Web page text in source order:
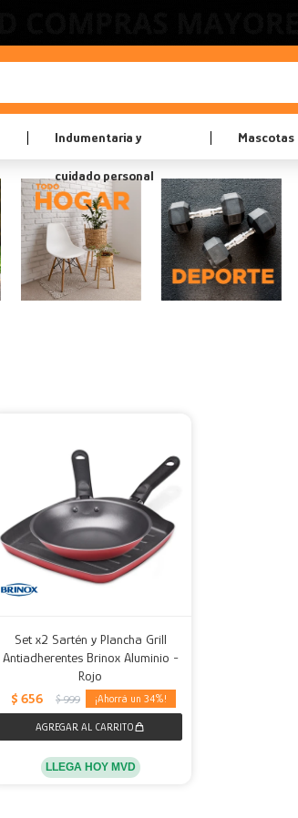
Indumentaria y
cuidado personal
Mascotas
Set x2 Sartén y Plancha Grill
Antiadherentes Brinox Aluminio -
Rojo
$ 656 $ 999 34
LLEGA HOY MVD